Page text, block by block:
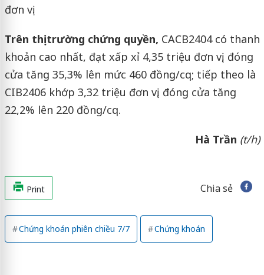
đơn vị.
Trên thị trường chứng quyền, CACB2404 có thanh
khoản cao nhất, đạt xấp xỉ 4,35 triệu đơn vị, đóng
cửa tăng 35,3% lên mức 460 đồng/cq; tiếp theo là
CIB2406 khớp 3,32 triệu đơn vị, đóng cửa tăng
22,2% lên 220 đồng/cq.
Hà Trần (t/h)
Print Chia sẻ
Chứng khoán phiên chiều 7/7 Chứng khoán